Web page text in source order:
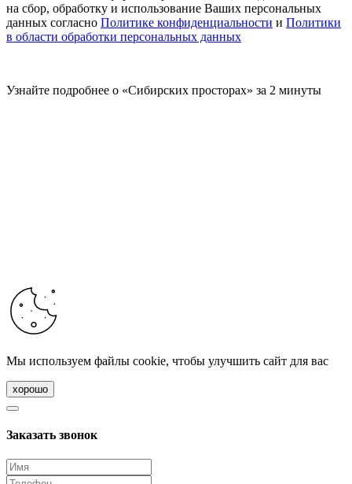
на сбор, обработку и использование Ваших персональных
данных согласно Политике конфиденциальности и Политики
в области обработки персональных данных
Узнайте подробнее о «Сибирских просторах» за 2 минуты
Мы используем файлы cookie, чтобы улучшить сайт для вас
хорошо
Заказать звонок